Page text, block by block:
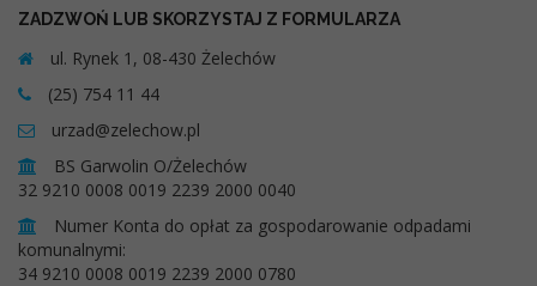
ZADZWOŃ LUB SKORZYSTAJ Z FORMULARZA
ul. Rynek 1, 08-430 Żelechów
(25) 754 11 44
urzad@zelechow.pl
BS Garwolin O/Żelechów
32 9210 0008 0019 2239 2000 0040
Numer Konta do opłat za gospodarowanie odpadami
komunalnymi:
34 9210 0008 0019 2239 2000 0780